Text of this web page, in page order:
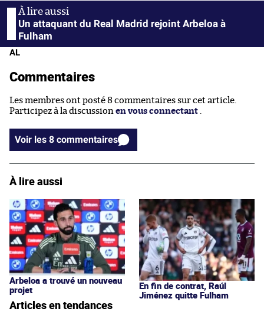
Un attaquant du Real Madrid rejoint Arbeloa à
Fulham
AL
Commentaires
Les membres ont posté 8 commentaires sur cet article.
Participez à la discussion en vous connectant
Voir les 8 commentaires
À lire aussi
Arbeloa a trouvé un nouveau
projet
En fin de contrat, Raúl
Jiménez quitte Fulham
Articles en tendances